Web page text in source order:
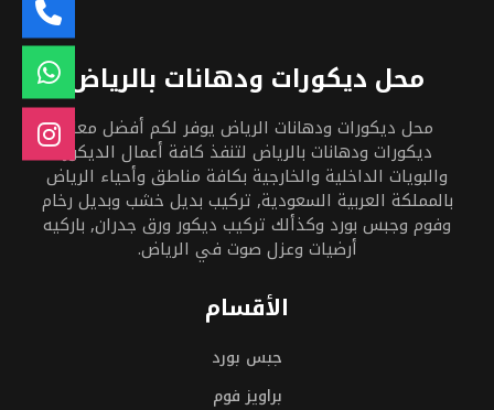
محل ديكورات ودهانات بالرياض
محل ديكورات ودهانات الرياض يوفر لكم أفضل معلم
ديكورات ودهانات بالرياض لتنفذ كافة أعمال الديكور
والبويات الداخلية والخارجية بكافة مناطق وأحياء الرياض
بالمملكة العربية السعودية, تركيب بديل خشب وبديل رخام
وفوم وجبس بورد وكذألك تركيب ديكور ورق جدران, باركيه
أرضيات وعزل صوت في الرياض.
الأقسام
جبس بورد
براويز فوم